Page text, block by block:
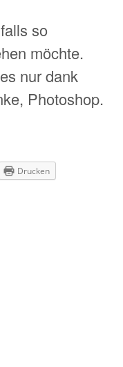
so
möchte.
nur dank
Photoshop.
Drucken